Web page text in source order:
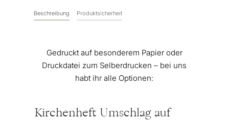
Beschreibung Produktsicherheit
Gedruckt auf besonderem Papier oder
Druckdatei zum Selberdrucken – bei uns
habt ihr alle Optionen:
Kirchenheft Umschlag auf